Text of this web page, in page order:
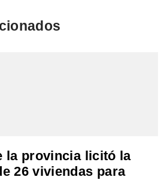
la provincia licitó la
26 viviendas para